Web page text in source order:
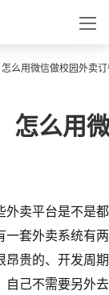
么用微信做校园外卖
怎么用
卖平台是不是
套外卖系统有
贵的、开发周
己不需要另外